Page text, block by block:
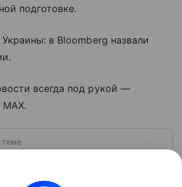
подготовке.
в Bloomberg назвали
всегда под рукой —
теме
Украины (ВСУ) —